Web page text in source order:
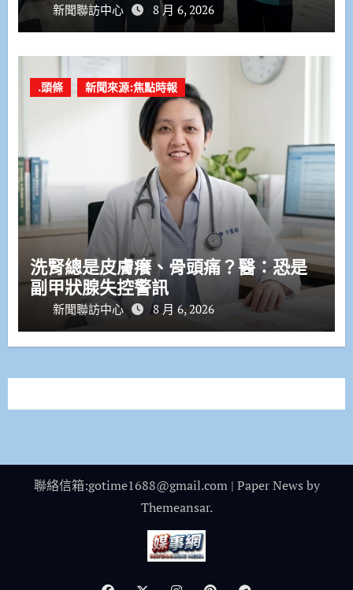
新聞聯訪中心 8 月 6, 2026
.頭條 新聞來源:焦點時報
洗腎總是皮膚癢、骨頭痛？醫：恐是
副甲狀腺失控警訊
新聞聯訪中心 8 月 6, 2026
聯絡信箱:gotime1688@gmail.com | Paper News by
Themeansar.